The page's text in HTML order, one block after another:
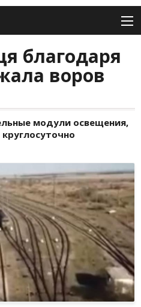
благодаря
воров
модули освещения,